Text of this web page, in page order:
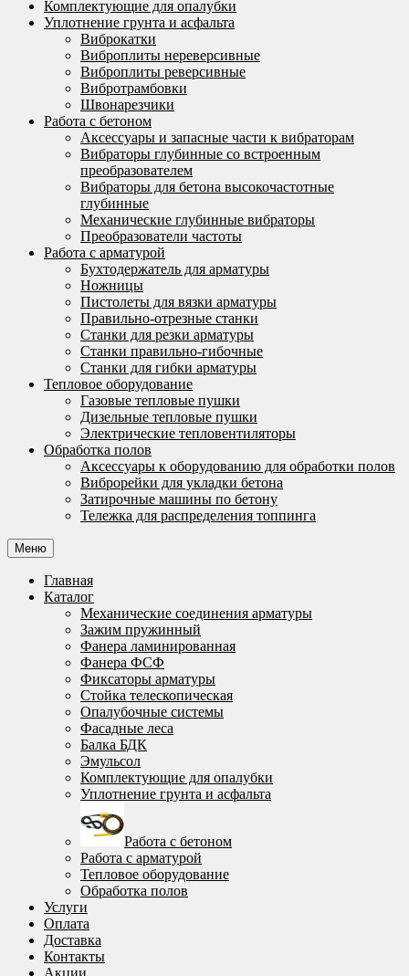
Комплектующие для опалубки
Уплотнение грунта и асфальта
Виброкатки
Виброплиты нереверсивные
Виброплиты реверсивные
Вибротрамбовки
Швонарезчики
Работа с бетоном
Аксессуары и запасные части к вибраторам
Вибраторы глубинные со встроенным
преобразователем
Вибраторы для бетона высокочастотные
глубинные
Механические глубинные вибраторы
Преобразователи частоты
Работа с арматурой
Бухтодержатель для арматуры
Ножницы
Пистолеты для вязки арматуры
Правильно-отрезные станки
Станки для резки арматуры
Станки правильно-гибочные
Станки для гибки арматуры
Тепловое оборудование
Газовые тепловые пушки
Дизельные тепловые пушки
Электрические тепловентиляторы
Обработка полов
Аксессуары к оборудованию для обработки полов
Виброрейки для укладки бетона
Затирочные машины по бетону
Тележка для распределения топпинга
Меню
Главная
Каталог
Механические соединения арматуры
Зажим пружинный
Фанера ламинированная
Фанера ФСФ
Фиксаторы арматуры
Стойка телескопическая
Опалубочные системы
Фасадные леса
Балка БДК
Эмульсол
Комплектующие для опалубки
Уплотнение грунта и асфальта
Работа с бетоном
Работа с арматурой
Тепловое оборудование
Обработка полов
Услуги
Оплата
Доставка
Контакты
Акции